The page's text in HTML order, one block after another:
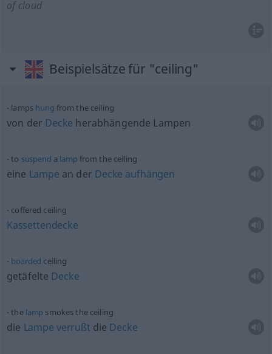
of cloud
Beispielsätze für "ceiling"
lamps hung from the ceiling
von der Decke herabhängende Lampen
to suspend a lamp from the ceiling
eine Lampe an der Decke aufhängen
coffered ceiling
Kassettendecke
boarded ceiling
getäfelte Decke
the lamp smokes the ceiling
die Lampe verrußt die Decke